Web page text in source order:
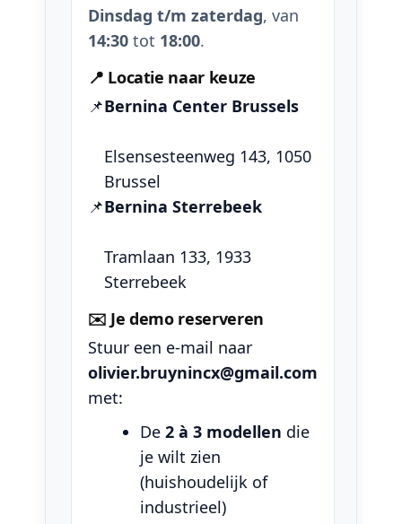
Dinsdag t/m zaterdag, van
14:30 tot 18:00.
📍 Locatie naar keuze
📌Bernina Center Brussels
Elsensesteenweg 143, 1050
Brussel
📌Bernina Sterrebeek
Tramlaan 133, 1933
Sterrebeek
✉️ Je demo reserveren
Stuur een e-mail naar
olivier.bruynincx@gmail.com
met:
De 2 à 3 modellen die
je wilt zien
(huishoudelijk of
industrieel)